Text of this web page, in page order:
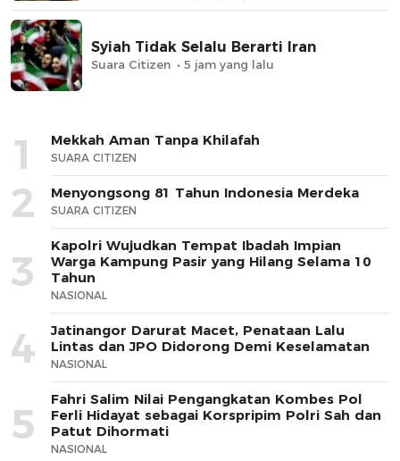
Syiah Tidak Selalu Berarti Iran
Suara Citizen 5 jam yang lalu
1 Mekkah Aman Tanpa Khilafah
SUARA CITIZEN
2 Menyongsong 81 Tahun Indonesia Merdeka
SUARA CITIZEN
3
Kapolri Wujudkan Tempat Ibadah Impian
Warga Kampung Pasir yang Hilang Selama 10
Tahun
NASIONAL
4
Jatinangor Darurat Macet, Penataan Lalu
Lintas dan JPO Didorong Demi Keselamatan
NASIONAL
5
Fahri Salim Nilai Pengangkatan Kombes Pol
Ferli Hidayat sebagai Korspripim Polri Sah dan
Patut Dihormati
NASIONAL